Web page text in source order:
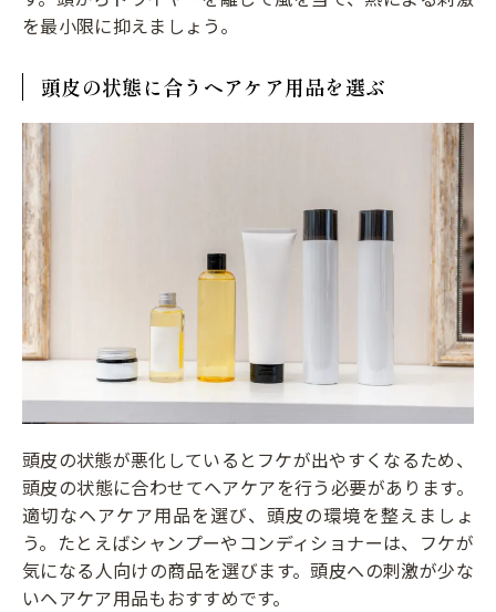
を最小限に抑えましょう。
頭皮の状態に合うヘアケア用品を選ぶ
頭皮の状態が悪化しているとフケが出やすくなるため、
頭皮の状態に合わせてヘアケアを行う必要があります。
適切なヘアケア用品を選び、頭皮の環境を整えましょ
う。たとえばシャンプーやコンディショナーは、フケが
気になる人向けの商品を選びます。頭皮への刺激が少な
いヘアケア用品もおすすめです。